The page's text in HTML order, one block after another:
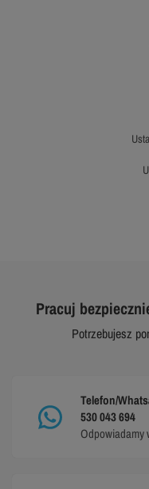
Pracuj
Potrzebujesz
Telefon/
530 043 694
Odpowiadamy